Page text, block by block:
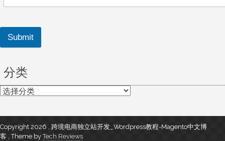
Submit
分类
分
Copyright 2026 , 跨境电商独立站开发_Wordpress教程-Magento中文博
客 ,Theme byTech Reviews